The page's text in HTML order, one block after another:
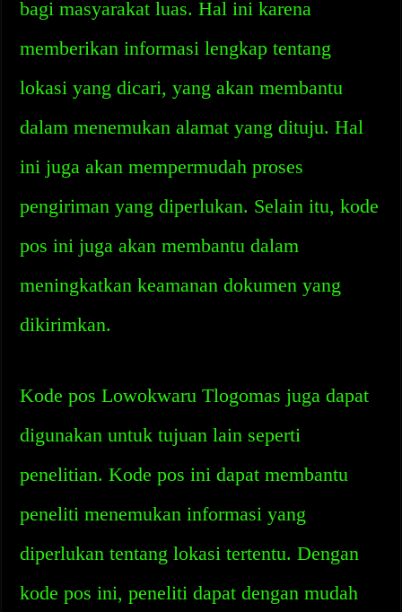
bagi masyarakat luas. Hal ini karena
memberikan informasi lengkap tentang
lokasi yang dicari, yang akan membantu
dalam menemukan alamat yang dituju. Hal
ini juga akan mempermudah proses
pengiriman yang diperlukan. Selain itu, kode
pos ini juga akan membantu dalam
meningkatkan keamanan dokumen yang
dikirimkan.
Kode pos Lowokwaru Tlogomas juga dapat
digunakan untuk tujuan lain seperti
penelitian. Kode pos ini dapat membantu
peneliti menemukan informasi yang
diperlukan tentang lokasi tertentu. Dengan
kode pos ini, peneliti dapat dengan mudah